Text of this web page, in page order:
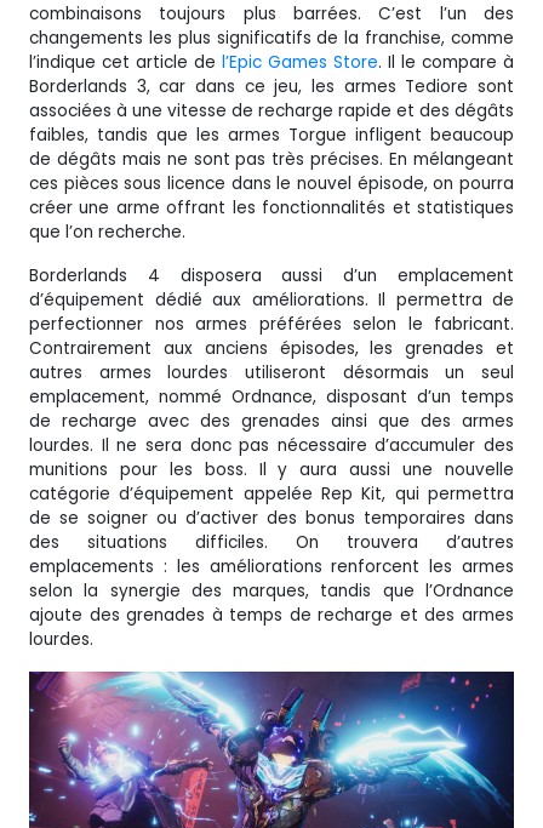
combinaisons toujours plus barrées. C’est l’un des
changements les plus significatifs de la franchise, comme
l’indique cet article de l’Epic Games Store. Il le compare à
Borderlands 3, car dans ce jeu, les armes Tediore sont
associées à une vitesse de recharge rapide et des dégâts
faibles, tandis que les armes Torgue infligent beaucoup
de dégâts mais ne sont pas très précises. En mélangeant
ces pièces sous licence dans le nouvel épisode, on pourra
créer une arme offrant les fonctionnalités et statistiques
que l’on recherche.
Borderlands 4 disposera aussi d’un emplacement
d’équipement dédié aux améliorations. Il permettra de
perfectionner nos armes préférées selon le fabricant.
Contrairement aux anciens épisodes, les grenades et
autres armes lourdes utiliseront désormais un seul
emplacement, nommé Ordnance, disposant d’un temps
de recharge avec des grenades ainsi que des armes
lourdes. Il ne sera donc pas nécessaire d’accumuler des
munitions pour les boss. Il y aura aussi une nouvelle
catégorie d’équipement appelée Rep Kit, qui permettra
de se soigner ou d’activer des bonus temporaires dans
des situations difficiles. On trouvera d’autres
emplacements : les améliorations renforcent les armes
selon la synergie des marques, tandis que l’Ordnance
ajoute des grenades à temps de recharge et des armes
lourdes.